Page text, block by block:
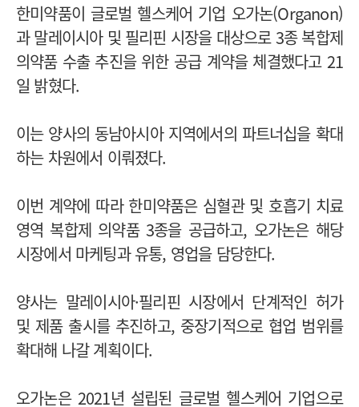
한미약품이 글로벌 헬스케어 기업 오가논(Organon)
과 말레이시아 및 필리핀 시장을 대상으로 3종 복합제
의약품 수출 추진을 위한 공급 계약을 체결했다고 21
일 밝혔다.
이는 양사의 동남아시아 지역에서의 파트너십을 확대
하는 차원에서 이뤄졌다.
이번 계약에 따라 한미약품은 심혈관 및 호흡기 치료
영역 복합제 의약품 3종을 공급하고, 오가논은 해당
시장에서 마케팅과 유통, 영업을 담당한다.
양사는 말레이시아·필리핀 시장에서 단계적인 허가
및 제품 출시를 추진하고, 중장기적으로 협업 범위를
확대해 나갈 계획이다.
오가논은 2021년 설립된 글로벌 헬스케어 기업으로